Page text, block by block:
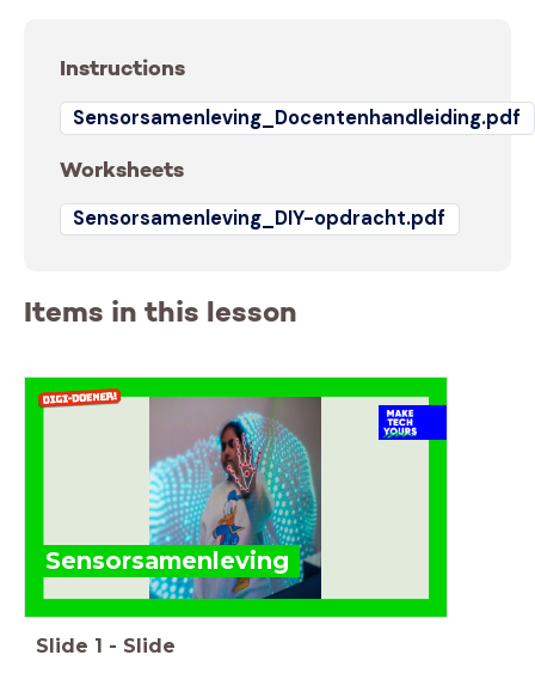
Instructions
Sensorsamenleving_Docentenhandleiding.pdf
Worksheets
Sensorsamenleving_DIY-opdracht.pdf
Items in this lesson
Sensorsamenleving
Slide 1 - Slide